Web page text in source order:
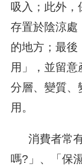
吸入；此外，
存置於陰涼處
的地方；最後
用」，並留
分層、變質、
用。
消費者常有
嗎?」、「保